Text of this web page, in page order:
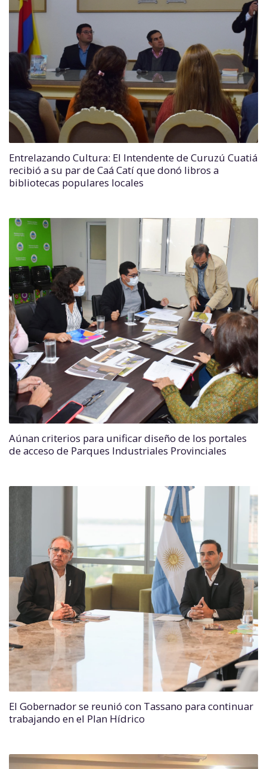
Entrelazando Cultura: El Intendente de Curuzú Cuatiá
recibió a su par de Caá Catí que donó libros a
bibliotecas populares locales
Aúnan criterios para unificar diseño de los portales
de acceso de Parques Industriales Provinciales
El Gobernador se reunió con Tassano para continuar
trabajando en el Plan Hídrico